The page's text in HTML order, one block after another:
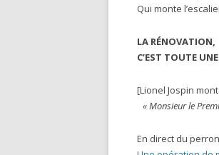
Qui monte
LA RÉNOVATION,
C’EST TOUTE
[Lionel Jospin
« Monsieur le
En direct du perron